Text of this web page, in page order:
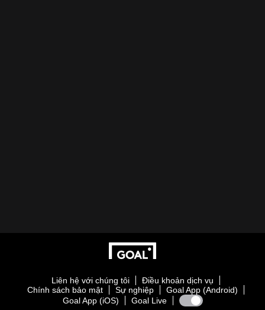
Liên hệ với chúng tôi
Điều khoản dịch vụ
Chính sách bảo mật
Sự nghiệp
Goal App (Android)
Goal App (iOS)
Goal Live